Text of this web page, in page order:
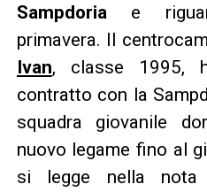
Sampdoria e
primavera. Il
Ivan, classe 1995,
contratto con la
squadra giovanile
nuovo legame fino al
si legge nella